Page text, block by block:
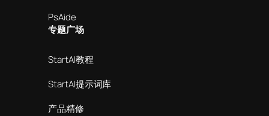
PsAide
专题广场
StartAI教程
StartAI提示词库
产品精修